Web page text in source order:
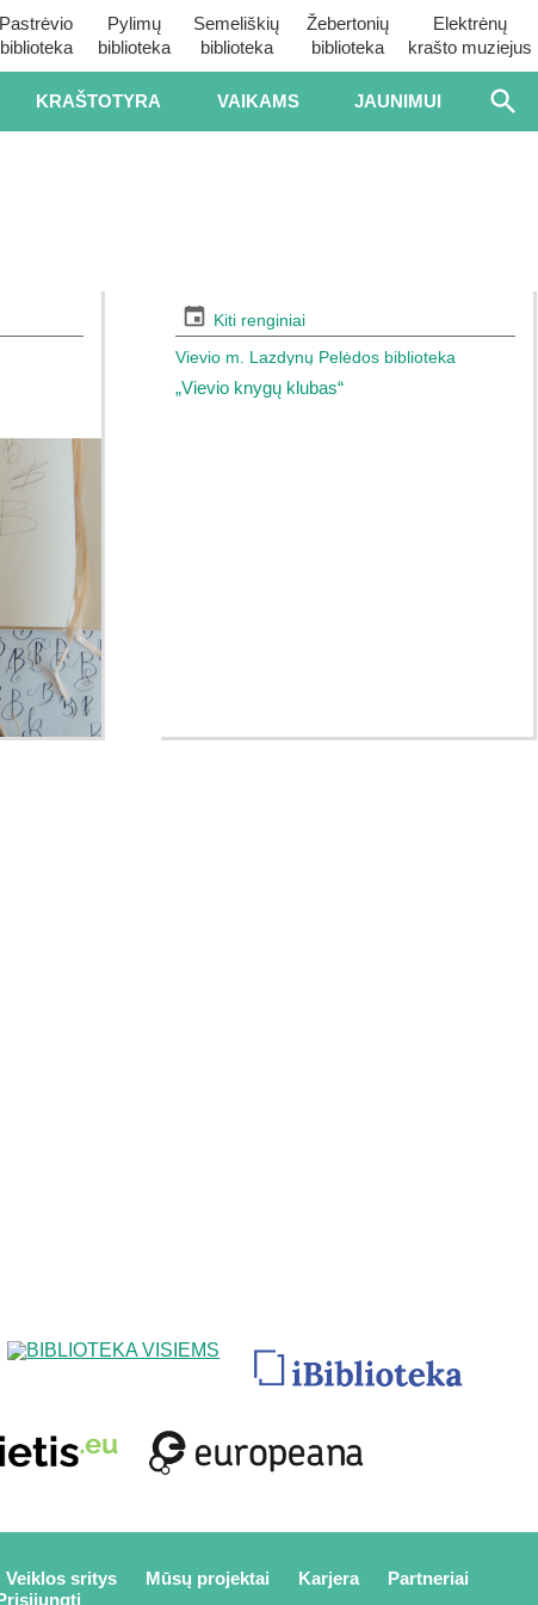
Pastrėvio
biblioteka
Pylimų
biblioteka
Semeliškių
biblioteka
Žebertonių
biblioteka
Elektrėnų
krašto muziejus
KRAŠTOTYRA VAIKAMS JAUNIMUI
Kiti renginiai
Vievio m. Lazdynų Pelėdos biblioteka
„Vievio knygų klubas“
Veiklos sritys Mūsų projektai Karjera
Partneriai